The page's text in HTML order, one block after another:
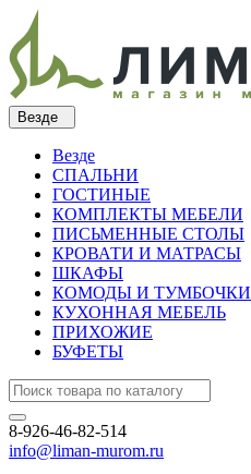
Везде
Везде
СПАЛЬНИ
ГОСТИНЫЕ
КОМПЛЕКТЫ МЕБЕЛИ
ПИСЬМЕННЫЕ СТОЛЫ
КРОВАТИ И МАТРАСЫ
ШКАФЫ
КОМОДЫ И ТУМБОЧКИ
КУХОННАЯ МЕБЕЛЬ
ПРИХОЖИЕ
БУФЕТЫ
8-926-46-82-514
info@liman-murom.ru